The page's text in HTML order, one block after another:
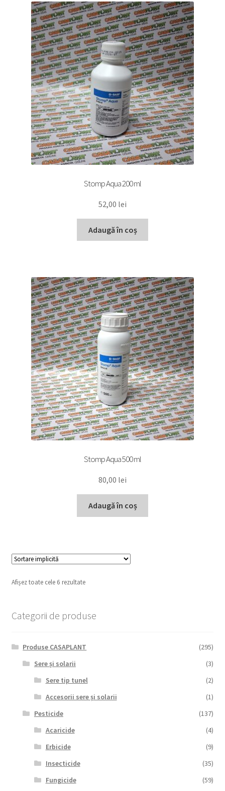
Stomp Aqua 200 ml
52,00 lei
Adaugă în coș
Stomp Aqua 500 ml
80,00 lei
Adaugă în coș
Afișez toate cele 6 rezultate
Categorii de produse
Produse CASAPLANT
(295)
Sere și solarii
(3)
Sere tip tunel
(2)
Accesorii sere și solarii
(1)
Pesticide
(137)
Acaricide
(4)
Erbicide
(9)
Insecticide
(35)
Fungicide
(59)